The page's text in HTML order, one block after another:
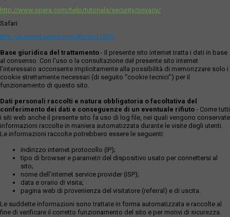
http://www.opera.com/help/tutorials/security/privacy/
Safari
http://support.apple.com/kb/ph11920
Base giuridica del trattamento - Il presente sito internet tratta i dati in base
al consenso. Con l'uso o la consultazione del presente sito internet
l’interessato acconsente implicitamente alla possibilità di memorizzare solo i
cookie strettamente necessari (di seguito “cookie tecnici”) per il
funzionamento di questo sito.
Dati personali raccolti e natura obbligatoria o facoltativa del
conferimento dei dati e conseguenze di un eventuale rifiuto - Come tutti
i siti web anche il presente sito fa uso di log file, nei quali vengono conservate
informazioni raccolte in maniera automatizzata durante le visite degli utenti.
Le informazioni raccolte potrebbero essere le seguenti:
indirizzo internet protocollo (IP);
tipo di browser e parametri del dispositivo usato per connettersi al
sito;
nome dell'internet service provider (ISP);
data e orario di visita;
pagina web di provenienza del visitatore (referral) e di uscita.
Le suddette informazioni sono trattate in forma automatizzata e raccolte al
fine di verificare il corretto funzionamento del sito e per motivi di sicurezza.